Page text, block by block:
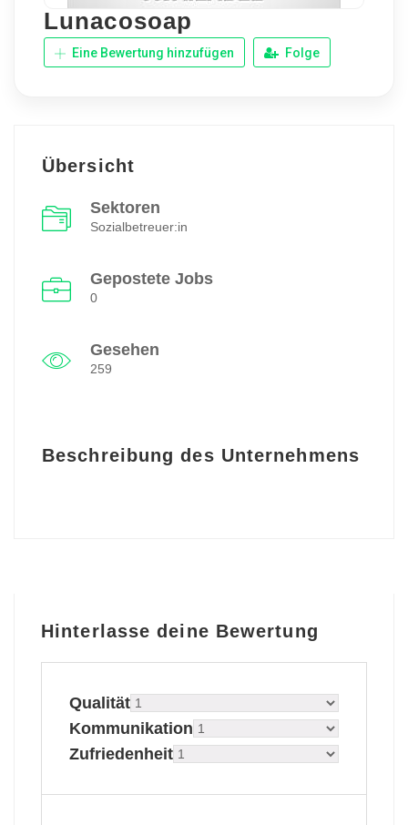
Lunacosoap
Eine Bewertung hinzufügen Folge
Übersicht
Sektoren
Sozialbetreuer:in
Gepostete Jobs
0
Gesehen
259
Beschreibung des Unternehmens
Hinterlasse deine Bewertung
Qualität
Kommunikation
Zufriedenheit